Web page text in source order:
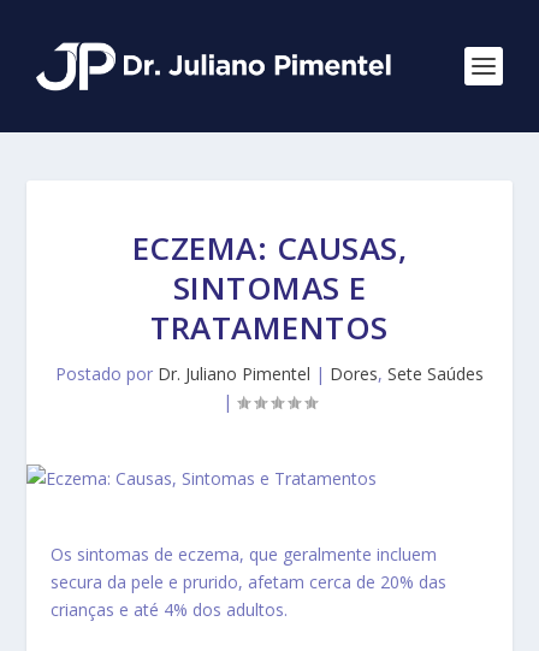
ECZEMA: CAUSAS,
SINTOMAS E
TRATAMENTOS
Postado por Dr. Juliano Pimentel | Dores, Sete Saúdes
|
Os sintomas de eczema, que geralmente incluem
secura da pele e prurido, afetam cerca de 20% das
crianças e até 4% dos adultos.